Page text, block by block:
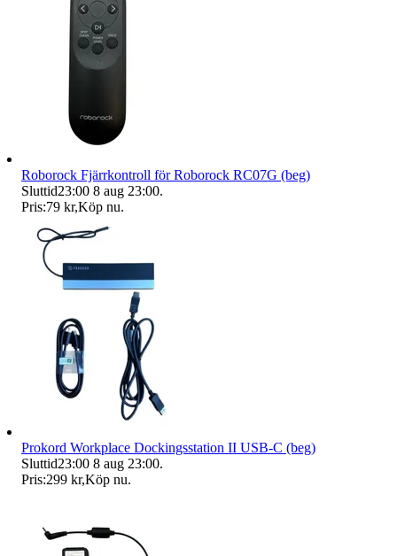
Roborock Fjärrkontroll för Roborock RC07G (beg)
Sluttid23:00 8 aug 23:00.
Pris:79 kr,Köp nu.
Prokord Workplace Dockingsstation II USB-C (beg)
Sluttid23:00 8 aug 23:00.
Pris:299 kr,Köp nu.